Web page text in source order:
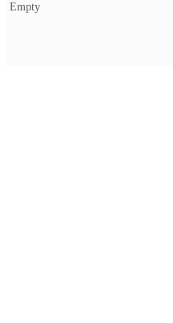
Empty